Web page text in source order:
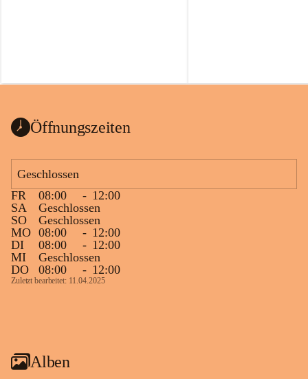
Öffnungszeiten
Geschlossen
FR
08:00 - 12:00
SA
Geschlossen
SO
Geschlossen
MO 08:00 - 12:00
DI
08:00 - 12:00
MI
Geschlossen
DO
08:00 - 12:00
Zuletzt bearbeitet: 11.04.2025
Alben